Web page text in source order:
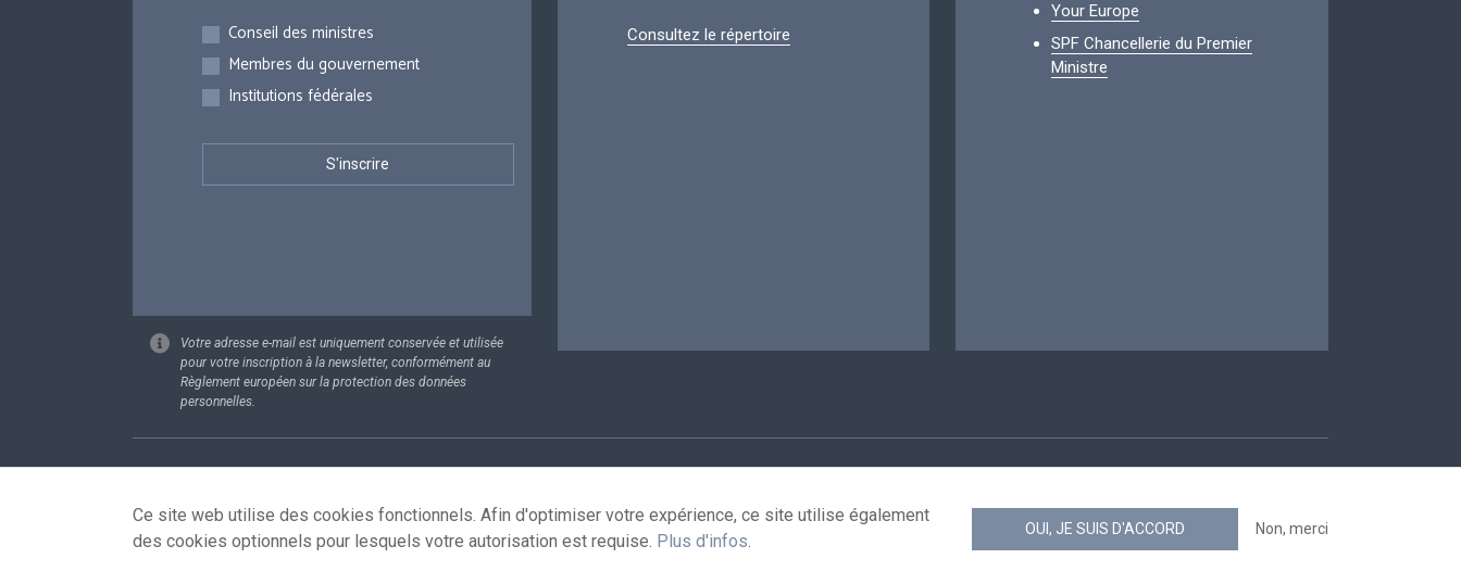
Inscriptions
Conseil des ministres
Membres du gouvernement
Institutions fédérales
Votre adresse e-mail est uniquement conservée et utilisée
pour votre inscription à la newsletter, conformément au
Règlement européen sur la protection des données
personnelles.
Consultez le répertoire
Your Europe
SPF Chancellerie du Premier
Ministre
Ce site web utilise des cookies fonctionnels. Afin d'optimiser votre expérience, ce site utilise également
des cookies optionnels pour lesquels votre autorisation est requise. Plus d'infos.
OUI, JE SUIS D'ACCORD Non, merci